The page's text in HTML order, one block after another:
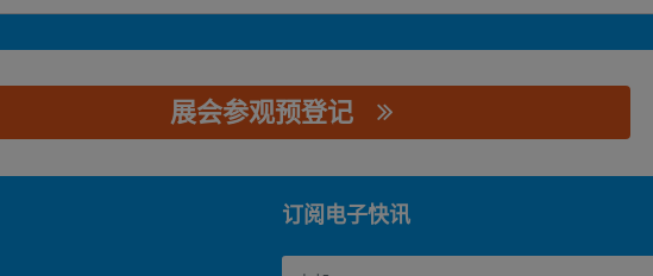
展会参观预登记
订阅电子快讯